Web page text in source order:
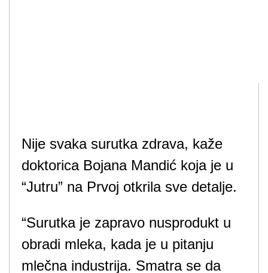
Nije svaka surutka zdrava, kaže
doktorica Bojana Mandić koja je u
“Jutru” na Prvoj otkrila sve detalje.
“Surutka je zapravo nusprodukt u
obradi mleka, kada je u pitanju
mlečna industrija. Smatra se da